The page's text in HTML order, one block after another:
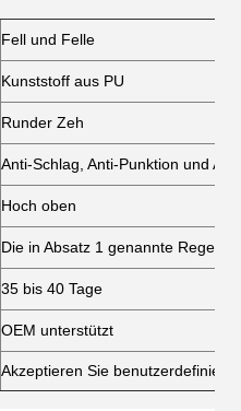
Fell und Felle
Kunststoff aus PU
Runder Zeh
Anti-Schlag, Anti-Punktion und
Hoch oben
Die in Absatz 1 genannte
35 bis 40 Tage
OEM unterstützt
Akzeptieren Sie